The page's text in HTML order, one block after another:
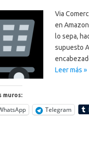
Via
en
lo sepa,
supuesto
Leer más »
muros:
Telegram